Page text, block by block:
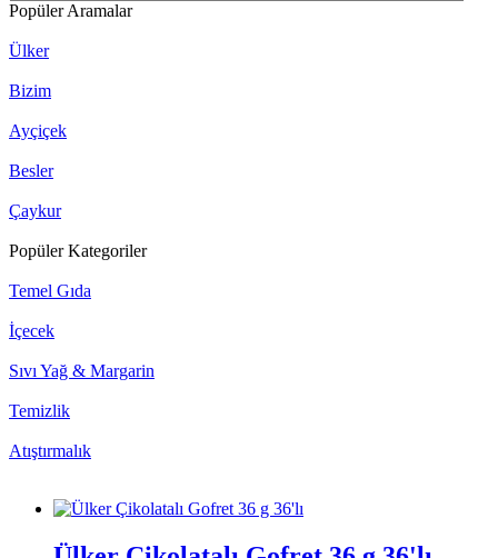
Popüler Aramalar
Ülker
Bizim
Ayçiçek
Besler
Çaykur
Popüler Kategoriler
Temel Gıda
İçecek
Sıvı Yağ & Margarin
Temizlik
Atıştırmalık